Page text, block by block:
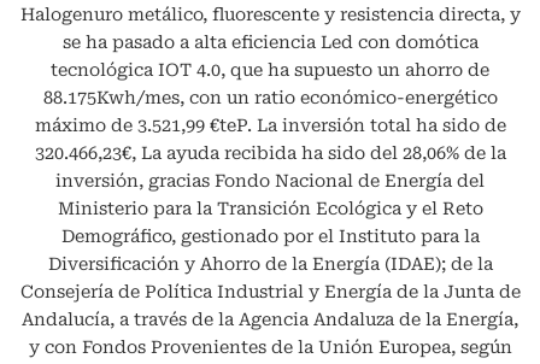
Halogenuro metálico, fluorescente y resistencia directa, y
se ha pasado a alta eficiencia Led con domótica
tecnológica IOT 4.0, que ha supuesto un ahorro de
88.175Kwh/mes, con un ratio económico-energético
máximo de 3.521,99 €teP. La inversión total ha sido de
320.466,23€, La ayuda recibida ha sido del 28,06% de la
inversión, gracias Fondo Nacional de Energía del
Ministerio para la Transición Ecológica y el Reto
Demográfico, gestionado por el Instituto para la
Diversificación y Ahorro de la Energía (IDAE); de la
Consejería de Política Industrial y Energía de la Junta de
Andalucía, a través de la Agencia Andaluza de la Energía,
y con Fondos Provenientes de la Unión Europea, según